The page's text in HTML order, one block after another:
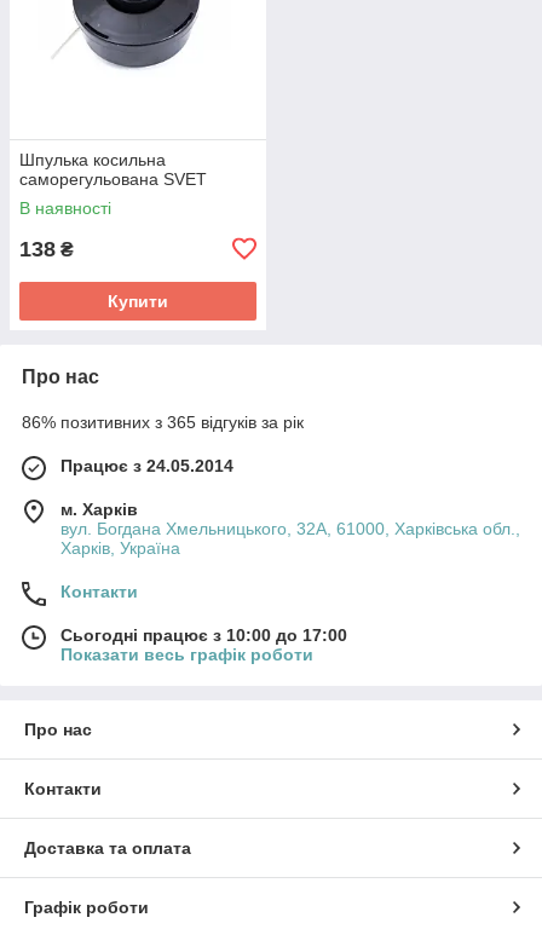
Шпулька косильна
саморегульована SVET
В наявності
138 ₴
Купити
Про нас
86% позитивних з 365 відгуків за рік
Працює з 24.05.2014
м. Харків
вул. Богдана Хмельницького, 32А, 61000, Харківська обл.,
Харків, Україна
Контакти
Сьогодні працює з 10:00 до 17:00
Показати весь графік роботи
Про нас
Контакти
Доставка та оплата
Графік роботи